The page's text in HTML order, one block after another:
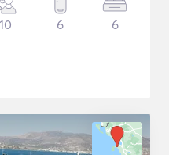
10 6 6